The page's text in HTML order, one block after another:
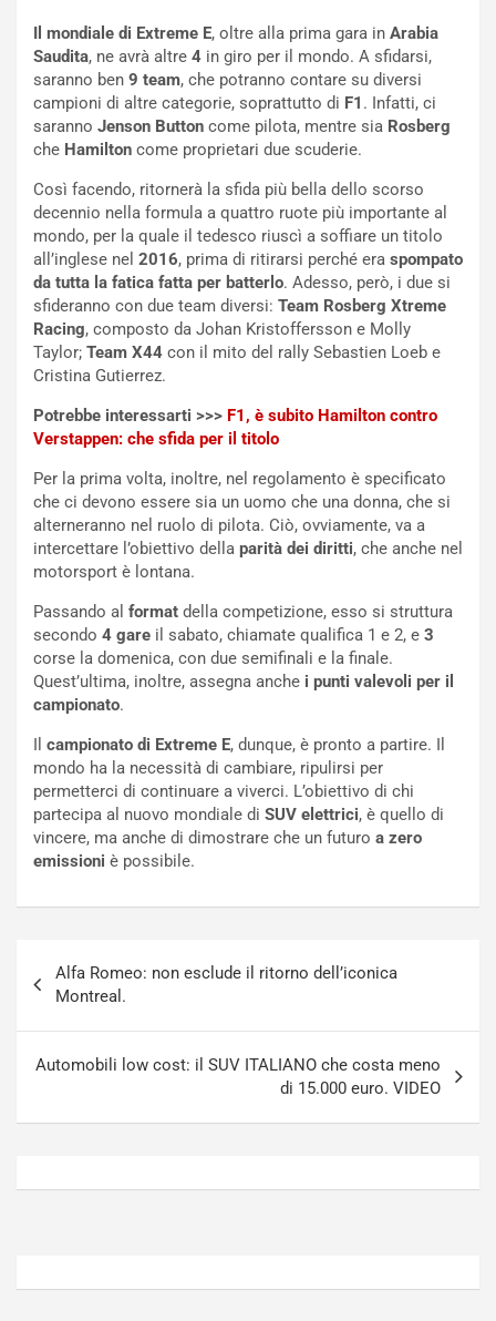
Il mondiale di Extreme E, oltre alla prima gara in Arabia
Saudita, ne avrà altre 4 in giro per il mondo. A sfidarsi,
saranno ben 9 team, che potranno contare su diversi
campioni di altre categorie, soprattutto di F1 . Infatti, ci
saranno Jenson Button come pilota, mentre sia Rosberg
che Hamilton come proprietari due scuderie.
Così facendo, ritornerà la sfida più bella dello scorso
decennio nella formula a quattro ruote più importante al
mondo, per la quale il tedesco riuscì a soffiare un titolo
all’inglese nel 2016, prima di ritirarsi perché era spompato
da tutta la fatica fatta per batterlo. Adesso, però, i due si
sfideranno con due team diversi: Team Rosberg Xtreme
Racing, composto da Johan Kristoffersson e Molly
Taylor; Team X44 con il mito del rally Sebastien Loeb e
Cristina Gutierrez.
Potrebbe interessarti >>> F1, è subito Hamilton contro
Verstappen: che sfida per il titolo
Per la prima volta, inoltre, nel regolamento è specificato
che ci devono essere sia un uomo che una donna, che si
alterneranno nel ruolo di pilota. Ciò, ovviamente, va a
intercettare l’obiettivo della parità dei diritti, che anche nel
motorsport è lontana.
Passando al format della competizione, esso si struttura
secondo 4 gare il sabato, chiamate qualifica 1 e 2, e 3
corse la domenica, con due semifinali e la finale.
Quest’ultima, inoltre, assegna anche i punti valevoli per il
campionato.
Il campionato di Extreme E, dunque, è pronto a partire. Il
mondo ha la necessità di cambiare, ripulirsi per
permetterci di continuare a viverci. L’obiettivo di chi
partecipa al nuovo mondiale di SUV elettrici, è quello di
vincere, ma anche di dimostrare che un futuro a zero
emissioni è possibile.
articoli
Alfa Romeo: non esclude il ritorno dell’iconica
Montreal.
Automobili low cost: il SUV ITALIANO che costa meno
di 15.000 euro. VIDEO
g
o
m
a
C
m
p
u
o
d
u
n
S
U
V
E
e
c
o
N
o
n
P
R
Agosto
Admin
d
e
B
a
h
a
n
a
F
A
S
m
n
s
c
a
C
o
a
N
o
u
S
p
Agosto
Admin